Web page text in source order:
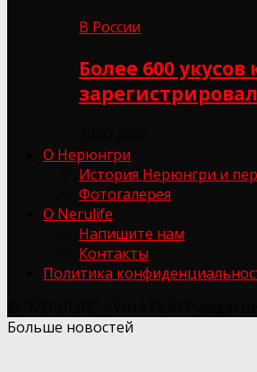
В России
Более 600
О Нерюнгри
История Нерюнгри и
Фотогалерея
О Nerulife
Напишите нам
Контакты
Политика
Больше новостей